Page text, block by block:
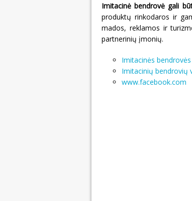
Imitacinė bendrovė gali
produktų rinkodaros ir
mados, reklamos ir
partnerinių įmonių.
Imitacinės
Imitacinių bendrovių
www.facebook.com